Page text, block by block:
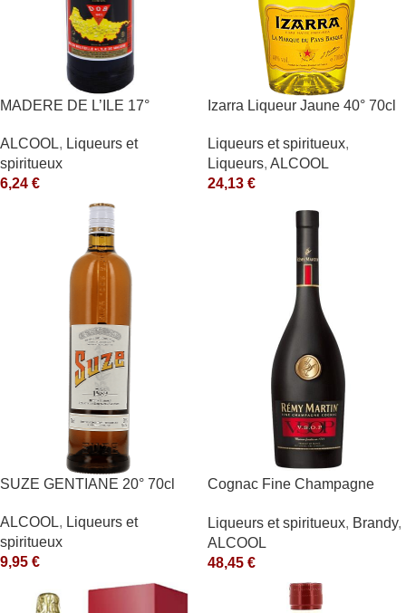
MADERE DE L’ILE 17°
ALCOOL, Liqueurs et
spiritueux
6,24 €
Izarra Liqueur Jaune 40° 70cl
Liqueurs et spiritueux,
Liqueurs, ALCOOL
24,13 €
SUZE GENTIANE 20° 70cl
ALCOOL, Liqueurs et
spiritueux
9,95 €
Cognac Fine Champagne
Liqueurs et spiritueux, Brandy,
ALCOOL
48,45 €